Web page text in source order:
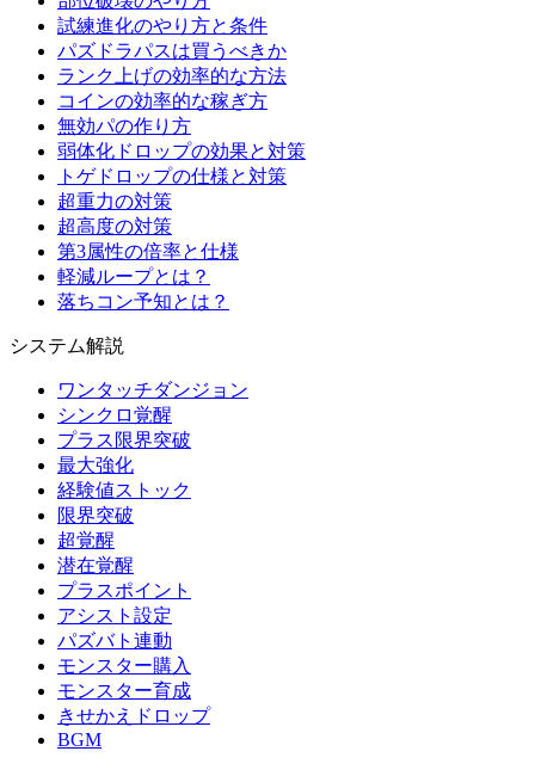
試練進化のやり方と条件
パズドラパスは買うべきか
ランク上げの効率的な方法
コインの効率的な稼ぎ方
無効パの作り方
弱体化ドロップの効果と対策
トゲドロップの仕様と対策
超重力の対策
超高度の対策
第3属性の倍率と仕様
軽減ループとは？
落ちコン予知とは？
システム解説
ワンタッチダンジョン
シンクロ覚醒
プラス限界突破
最大強化
経験値ストック
限界突破
超覚醒
潜在覚醒
プラスポイント
アシスト設定
パズバト連動
モンスター購入
モンスター育成
きせかえドロップ
BGM